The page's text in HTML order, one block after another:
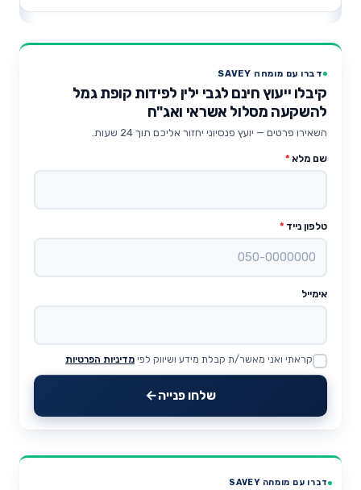
דברו עם מומחה SAVEY
קיבלו ייעוץ חינם לגבי ילין לפידות קופת גמל
להשקעה מסלול אשראי ואג"ח
השאירו פרטים — יועץ פנסיוני יחזור אליכם תוך 24 שעות.
שם מלא *
טלפון נייד *
אימייל
Website
קראתי ואני מאשר/ת קבלת מידע ושיווק לפי מדיניות הפרטיות
שלחו פנייה
דברו עם מומחה SAVEY